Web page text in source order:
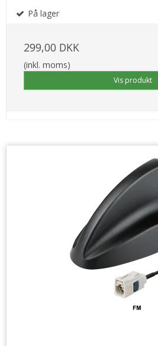
På lager
299,00 DKK
(inkl. moms)
Vis produkt